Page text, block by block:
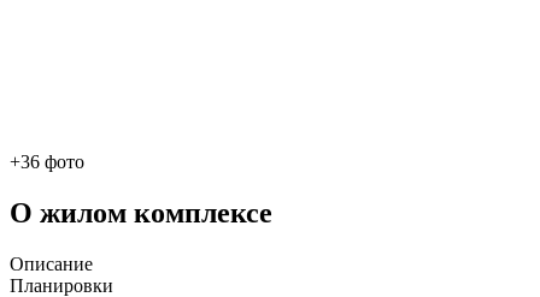
+36 фото
О жилом комплексе
Описание
Планировки